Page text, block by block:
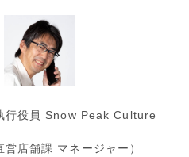
行役員 Snow Peak Culture
店舗課 マネージャー）